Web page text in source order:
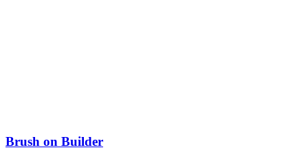
Brush on Builder